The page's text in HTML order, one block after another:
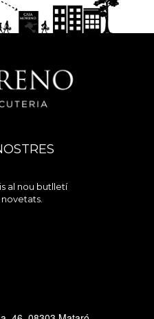
al nou butlletí